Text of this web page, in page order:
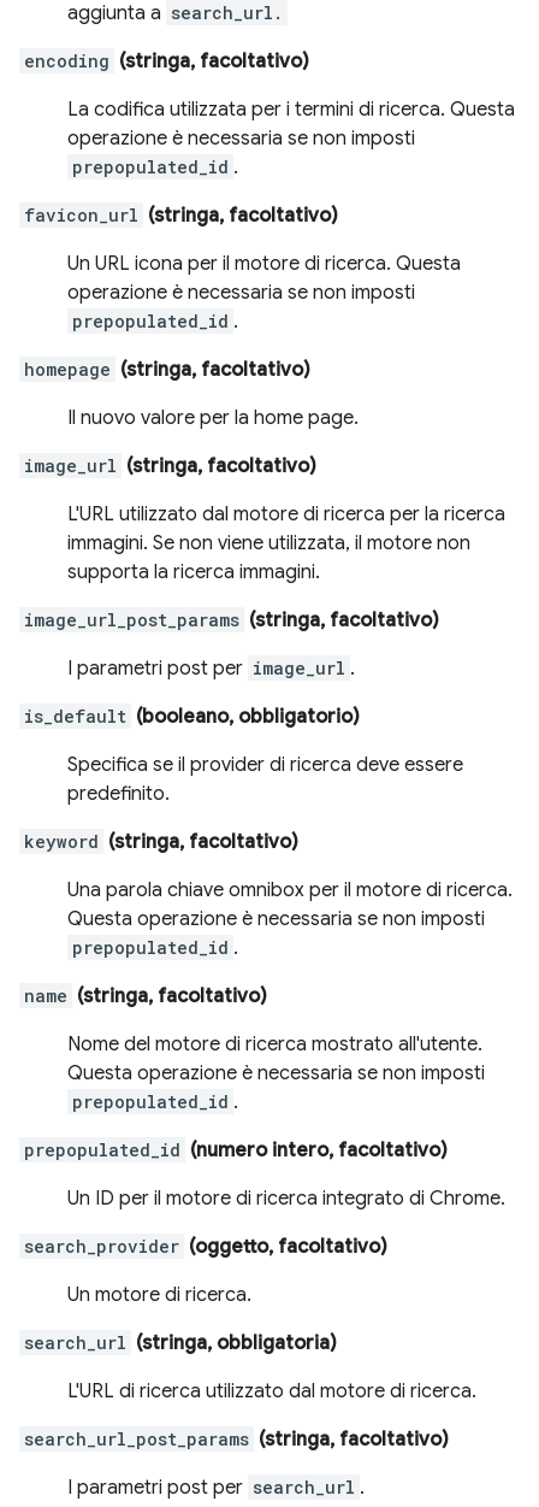
aggiunta a search_url.
encoding (stringa, facoltativo)
La codifica utilizzata per i termini di ricerca. Questa
operazione è necessaria se non imposti
prepopulated_id .
favicon_url (stringa, facoltativo)
Un URL icona per il motore di ricerca. Questa
operazione è necessaria se non imposti
prepopulated_id .
homepage (stringa, facoltativo)
Il nuovo valore per la home page.
image_url (stringa, facoltativo)
L'URL utilizzato dal motore di ricerca per la ricerca
immagini. Se non viene utilizzata, il motore non
supporta la ricerca immagini.
image_url_post_params (stringa, facoltativo)
I parametri post per image_url .
is_default (booleano, obbligatorio)
Specifica se il provider di ricerca deve essere
predefinito.
keyword (stringa, facoltativo)
Una parola chiave omnibox per il motore di ricerca.
Questa operazione è necessaria se non imposti
prepopulated_id .
name (stringa, facoltativo)
Nome del motore di ricerca mostrato all'utente.
Questa operazione è necessaria se non imposti
prepopulated_id .
prepopulated_id (numero intero, facoltativo)
Un ID per il motore di ricerca integrato di Chrome.
search_provider (oggetto, facoltativo)
Un motore di ricerca.
search_url (stringa, obbligatoria)
L'URL di ricerca utilizzato dal motore di ricerca.
search_url_post_params (stringa, facoltativo)
I parametri post per search_url .